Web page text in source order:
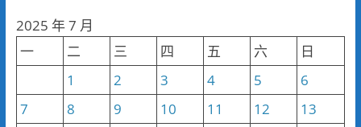
類
2025 年 7 月
一
二 三 四 五 六
日
1
2 3 4 5
6
7
8 9 10 11 12
13